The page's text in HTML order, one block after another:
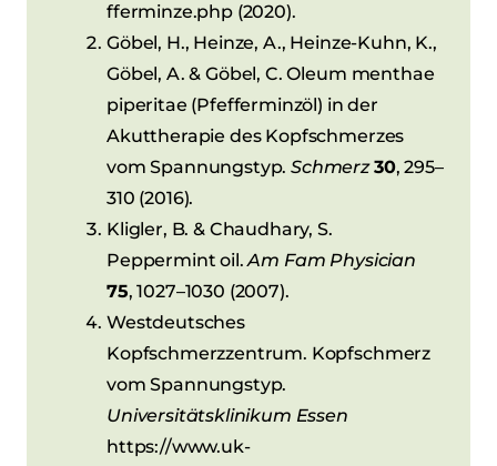
fferminze.php (2020).
Göbel, H., Heinze, A., Heinze-Kuhn, K.,
Göbel, A. & Göbel, C. Oleum menthae
piperitae (Pfefferminzöl) in der
Akuttherapie des Kopfschmerzes
vom Spannungstyp.Schmerz 30, 295–
310 (2016).
Kligler, B. & Chaudhary, S.
Peppermint oil.Am Fam Physician
75, 1027–1030 (2007).
Westdeutsches
Kopfschmerzzentrum. Kopfschmerz
vom Spannungstyp.
Universitätsklinikum Essen
https://www.uk-